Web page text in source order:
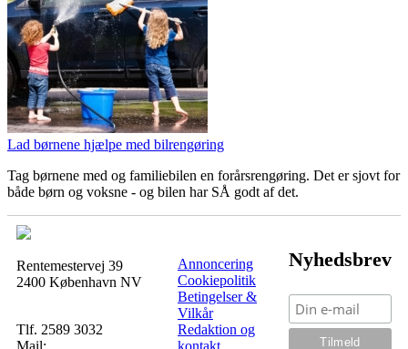
Lad børnene hjælpe med bilrengøring
Tag børnene med og familiebilen en forårsrengøring. Det er sjovt for
både børn og voksne - og bilen har SÅ godt af det.
Rentemestervej 39
2400 København NV
Tlf. 2589 3032
Annoncering
Cookiepolitik
Betingelser &
Vilkår
Redaktion og
Nyhedsbrev